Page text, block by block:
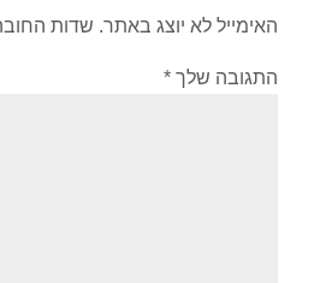
האימייל לא יוצג באתר. שדות
התגובה שלך *